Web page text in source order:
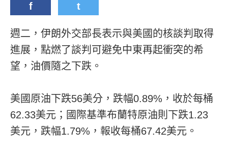
f t
週二，伊朗外交部長表示與美國的核談判取得
進展，點燃了談判可避免中東再起衝突的希
望，油價隨之下跌。
美國原油下跌56美分，跌幅0.89%，收於每桶
62.33美元；國際基準布蘭特原油則下跌1.23
美元，跌幅1.79%，報收每桶67.42美元。